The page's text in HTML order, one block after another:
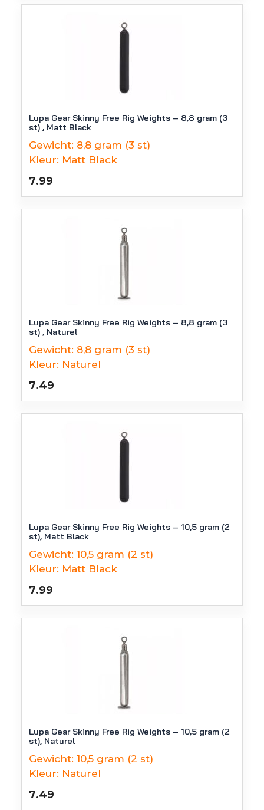
Lupa Gear Skinny Free Rig Weights – 8,8 gram (3
st) , Matt Black
Gewicht: 8,8 gram (3 st)
Kleur: Matt Black
7.99
Lupa Gear Skinny Free Rig Weights – 8,8 gram (3
st) , Naturel
Gewicht: 8,8 gram (3 st)
Kleur: Naturel
7.49
Lupa Gear Skinny Free Rig Weights – 10,5 gram (2
st), Matt Black
Gewicht: 10,5 gram (2 st)
Kleur: Matt Black
7.99
Lupa Gear Skinny Free Rig Weights – 10,5 gram (2
st), Naturel
Gewicht: 10,5 gram (2 st)
Kleur: Naturel
7.49